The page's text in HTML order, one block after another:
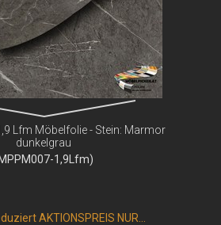
Lfm Möbelfolie - Stein: Marmor
dunkelgrau
1,9Lfm)
AKTIONSPREIS NUR...